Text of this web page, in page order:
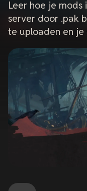
Leer hoe je
server door .pak
te uploaden en